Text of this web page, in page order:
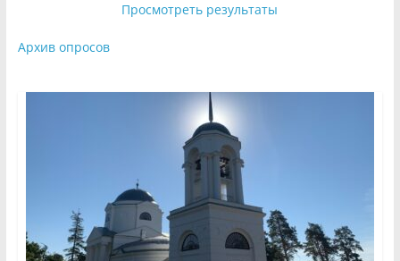
Просмотреть результаты
Архив опросов